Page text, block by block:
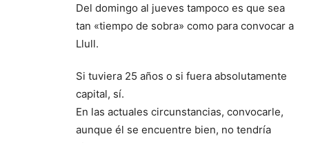
Del domingo al jueves tampoco es que sea
tan «tiempo de sobra» como para convocar a
Llull.
Si tuviera 25 años o si fuera absolutamente
capital, sí.
En las actuales circunstancias, convocarle,
aunque él se encuentre bien, no tendría